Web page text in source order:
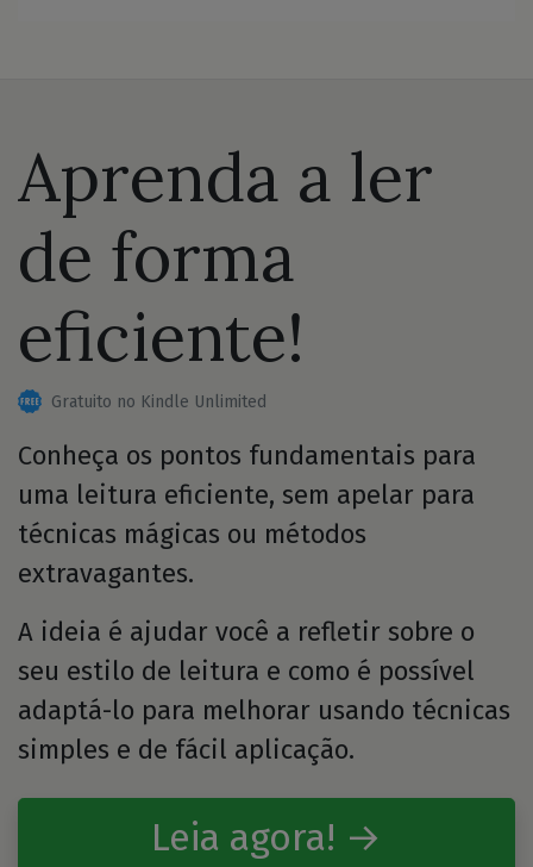
Aprenda a ler
de forma
eficiente!
Gratuito no Kindle Unlimited
Conheça os pontos fundamentais para
uma leitura eficiente, sem apelar para
técnicas mágicas ou métodos
extravagantes.
A ideia é ajudar você a refletir sobre o
seu estilo de leitura e como é possível
adaptá-lo para melhorar usando técnicas
simples e de fácil aplicação.
Leia agora! →